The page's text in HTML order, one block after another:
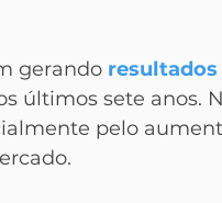
gerando
últimos sete anos.
pelo